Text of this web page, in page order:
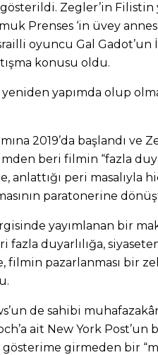
Zegler’in Filistin
Prenses ‘in üvey
oyuncu Gal Gadot’un
konusu oldu.
yapımda olup
2019’da başlandı ve
beri filmin “fazla
anlattığı peri masalıyla
paratonerine
yayımlanan bir
fazla duyarlılığa,
filmin pazarlanması bir
de sahibi
ait New York Post’un
gösterime girmeden bir